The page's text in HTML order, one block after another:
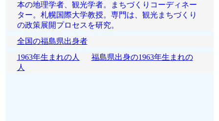
本の地理学者、観光学者。まちづくりコーディネー
ター。札幌国際大学教授。専門は、観光まちづくり
の政策展開プロセスを研究。
全国の福島県出身者
1963年生まれの人
福島県出身の1963年生まれの
人